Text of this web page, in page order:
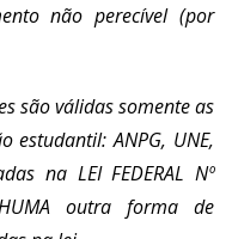
não perecível (por
são válidas somente as
estudantil: ANPG, UNE,
na LEI FEDERAL Nº
outra forma de